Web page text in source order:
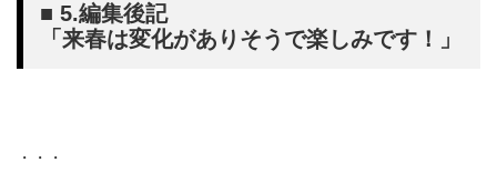
■ 5.編集後記
「来春は変化がありそうで楽しみです！」
・・・